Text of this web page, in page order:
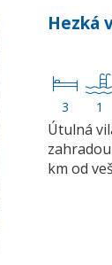
Hezká
3 1
Útulná
km od